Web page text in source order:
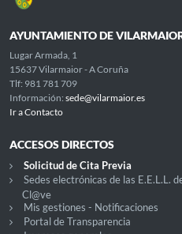
AYUNTAMIENTO DE
Lugar Armada, 1
15637 Vilarmaior - A Coruña
Tlf: 981 781 709
Información: sede@vilarmaior.es
Ir a Contacto
ACCESOS DIRECTOS
Solicitud de Cita Previa
Sedes electrónicas de las E.E.L.L.
Cl@ve
Mis gestiones - Notificaciones
Portal de Transparencia